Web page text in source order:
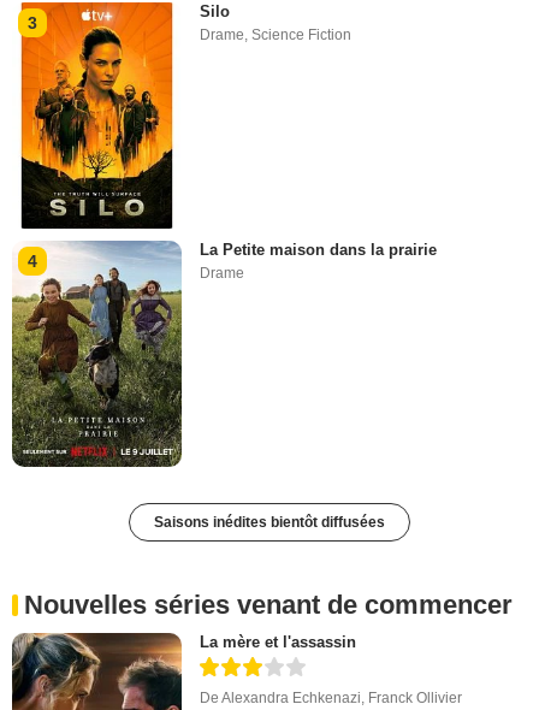
3
Silo
Drame ,Science Fiction
4
La Petite maison dans la prairie
Drame
Saisons inédites bientôt diffusées
Nouvelles séries venant de commencer
La mère et l'assassin
DeAlexandra Echkenazi, Franck Ollivier